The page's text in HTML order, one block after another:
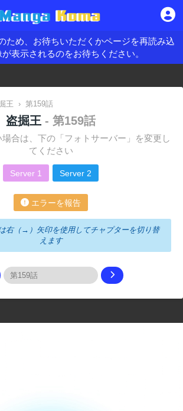
ため、お待ちいただくかページを再読み込
表示されるのをお待ちください。
王 › 第159話
盗掘王 - 第159話
合は、下の「フォトサーバー」を変更し
てください
Server 1 Server 2
エラーを報告
右（→）矢印を使用してチャプターを切り替
えます